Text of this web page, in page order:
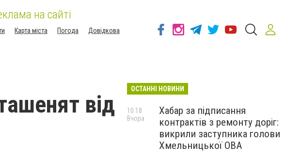
на сайті
Карта міста Погода
Довідкова
від
ОСТАННІ НОВИНИ
Хабар за підписання
контрактів з ремонту доріг:
викрили заступника голови
Хмельницької ОВА
10:18
Вчора